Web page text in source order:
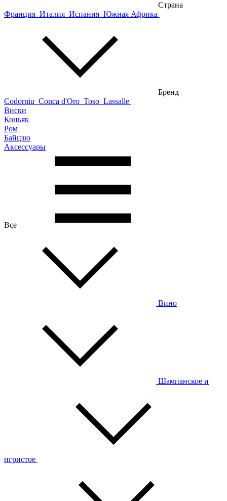
Страна
Франция Италия Испания Южная Африка
Бренд
Codorniu Conca d'Oro Toso Lassalle
Виски
Коньяк
Ром
Байцзю
Аксессуары
Все
Вино
Шампанское и
игристое